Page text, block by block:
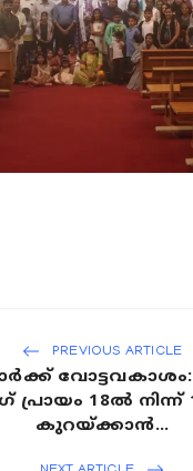
PREVIOUS ARTICLE
പ്രായം 18ൽ
കുറയ്ക്കാൻ...